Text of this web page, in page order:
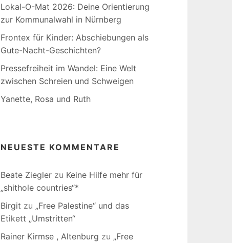
Lokal-O-Mat 2026: Deine Orientierung
zur Kommunalwahl in Nürnberg
Frontex für Kinder: Abschiebungen als
Gute-Nacht-Geschichten?
Pressefreiheit im Wandel: Eine Welt
zwischen Schreien und Schweigen
Yanette, Rosa und Ruth
NEUESTE KOMMENTARE
Beate Ziegler zu Keine Hilfe mehr für
„shithole countries“*
Birgit zu „Free Palestine“ und das
Etikett „Umstritten“
Rainer Kirmse , Altenburg zu „Free